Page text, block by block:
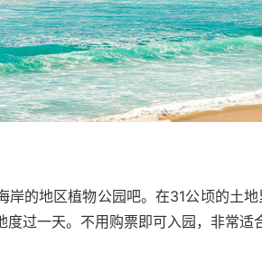
岸的地区植物公园吧。在31公顷的土
过一天。不用购票即可入园，非常适